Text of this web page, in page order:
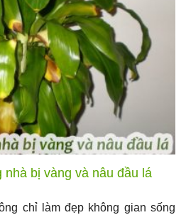
bị vàng và nâu đầu lá
chỉ làm đẹp không gian sống